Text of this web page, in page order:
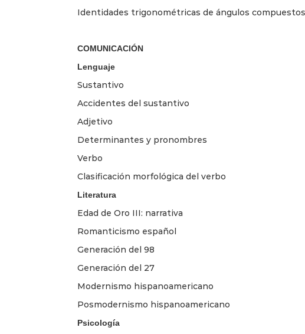
Identidades trigonométricas de ángulos
COMUNICACIÓN
Lenguaje
Sustantivo
Accidentes del sustantivo
Adjetivo
Determinantes y pronombres
Verbo
Clasificación morfológica del verbo
Literatura
Edad de Oro III: narrativa
Romanticismo español
Generación del 98
Generación del 27
Modernismo hispanoamericano
Posmodernismo hispanoamericano
Psicología